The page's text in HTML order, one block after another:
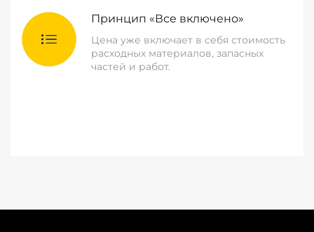
Принцип «Все включено»
Цена уже включает в себя стоимость
расходных материалов, запасных
частей и работ.